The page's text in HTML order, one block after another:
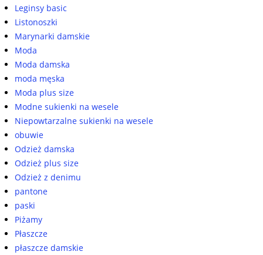
Leginsy basic
Listonoszki
Marynarki damskie
Moda
Moda damska
moda męska
Moda plus size
Modne sukienki na wesele
Niepowtarzalne sukienki na wesele
obuwie
Odzież damska
Odzież plus size
Odzież z denimu
pantone
paski
Piżamy
Płaszcze
płaszcze damskie